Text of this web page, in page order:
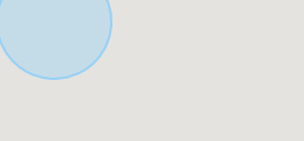
求(投資房屋買賣、繼承對策、財
營業所以一定在這個機會要定